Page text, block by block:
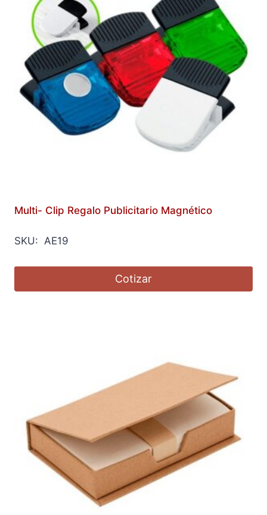
Multi- Clip Regalo Publicitario Magnético
SKU: AE19
Cotizar